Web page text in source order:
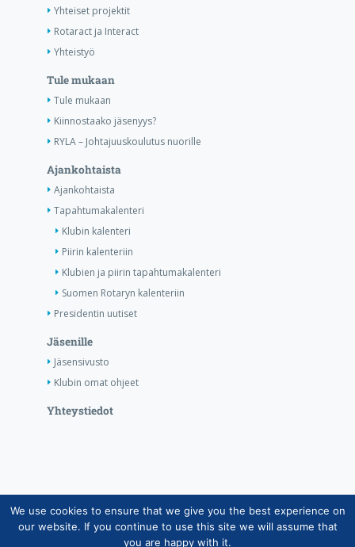
Yhteiset projektit
Rotaract ja Interact
Yhteistyö
Tule mukaan
Tule mukaan
Kiinnostaako jäsenyys?
RYLA – Johtajuuskoulutus nuorille
Ajankohtaista
Ajankohtaista
Tapahtumakalenteri
Klubin kalenteri
Piirin kalenteriin
Klubien ja piirin tapahtumakalenteri
Suomen Rotaryn kalenteriin
Presidentin uutiset
Jäsenille
Jäsensivusto
Klubin omat ohjeet
Yhteystiedot
Copyright © Suomen Rotarypalvelu ry 2026 |
Jäsentietojärjestelmän tietosuojaseloste| Henkilötietojen
We use cookies to ensure that we give you the best experience on
our website. If you continue to use this site we will assume that
you are happy with it.